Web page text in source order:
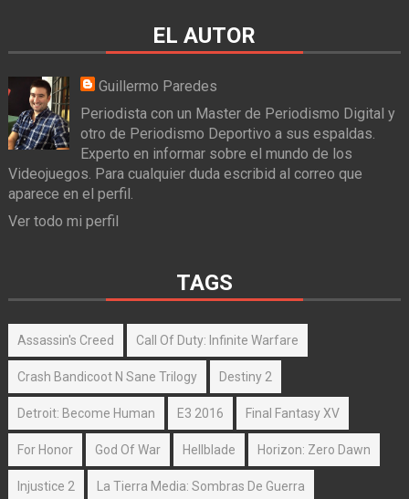
EL AUTOR
Guillermo Paredes
Periodista con un Master de Periodismo Digital y
otro de Periodismo Deportivo a sus espaldas.
Experto en informar sobre el mundo de los
Videojuegos. Para cualquier duda escribid al correo que
aparece en el perfil.
Ver todo mi perfil
TAGS
Assassin's Creed Call Of Duty: Infinite Warfare
Crash Bandicoot N Sane Trilogy Destiny 2
Detroit: Become Human E3 2016 Final Fantasy XV
For Honor God Of War Hellblade Horizon: Zero Dawn
Injustice 2 La Tierra Media: Sombras De Guerra